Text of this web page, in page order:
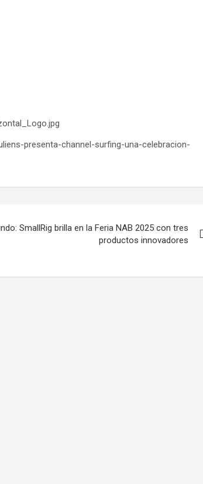
presenta-channel-surfing-una-celebracion-
SmallRig brilla en la Feria NAB 2025 con tres
productos innovadores